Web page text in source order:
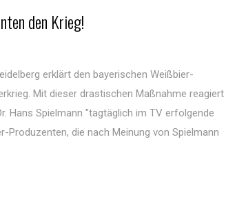
den Krieg!
erklärt den bayerischen Weißbier-
Mit dieser drastischen Maßnahme reagiert
Hans Spielmann "tagtäglich im TV erfolgende
Produzenten, die nach Meinung von Spielmann